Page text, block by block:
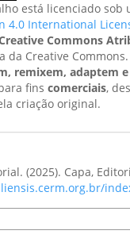
está licenciado sob
4.0 International
Commons
da Creative
remixem, adaptem
finscomerciais,
criação original.
(2025). Capa,